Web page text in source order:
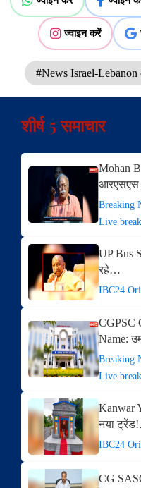
ज्वाइन करें
#News Israel-Lebanon
शीर्ष 5 समाचार
Mohan
आरएसएस
Breaking
Live
UP Bus
रहे…
IBC24
CGPSC
Name:
Breaking
Live
Kanwar
नया
IBC24
CG